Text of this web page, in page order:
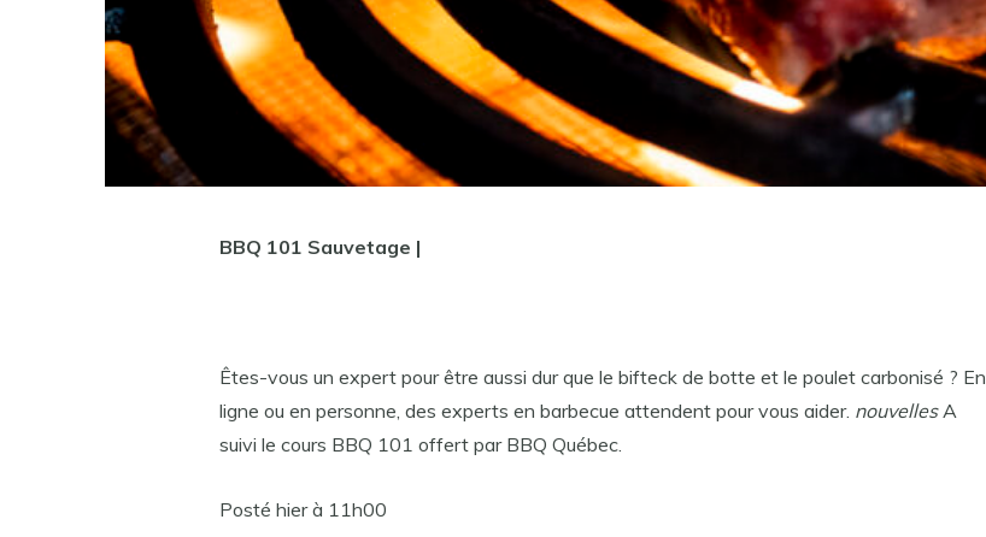
BBQ 101 Sauvetage |
Êtes-vous un expert pour être aussi dur que le bifteck de botte et le poulet carbonisé ? En
ligne ou en personne, des experts en barbecue attendent pour vous aider. nouvellesA
suivi le cours BBQ 101 offert par BBQ Québec.
Posté hier à 11h00